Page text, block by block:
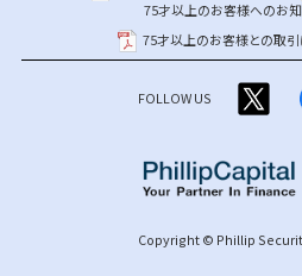
75才以上のお客様へのお
75才以上のお客様との取引
FOLLOW US
Copyright © Phillip